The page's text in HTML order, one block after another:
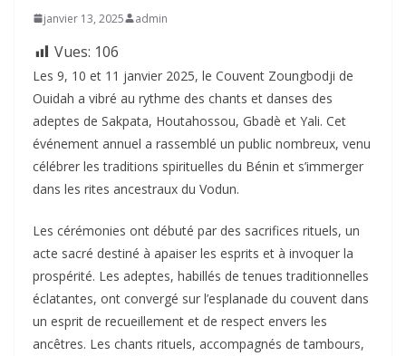
janvier 13, 2025 admin
Vues: 106
Les 9, 10 et 11 janvier 2025, le Couvent Zoungbodji de
Ouidah a vibré au rythme des chants et danses des
adeptes de Sakpata, Houtahossou, Gbadè et Yali. Cet
événement annuel a rassemblé un public nombreux, venu
célébrer les traditions spirituelles du Bénin et s’immerger
dans les rites ancestraux du Vodun.
Les cérémonies ont débuté par des sacrifices rituels, un
acte sacré destiné à apaiser les esprits et à invoquer la
prospérité. Les adeptes, habillés de tenues traditionnelles
éclatantes, ont convergé sur l’esplanade du couvent dans
un esprit de recueillement et de respect envers les
ancêtres. Les chants rituels, accompagnés de tambours,